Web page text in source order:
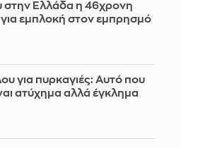
στην Ελλάδα η 46χρονη
εμπλοκή στον εμπρησμό
για πυρκαγιές: Αυτό που
ατύχημα αλλά έγκλημα